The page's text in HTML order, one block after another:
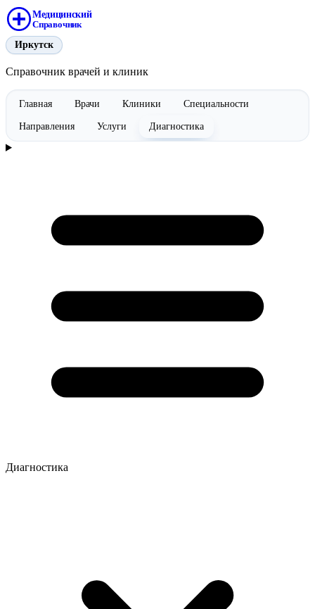
Медицинский
Справочник
Иркутск
Справочник врачей и клиник
Главная Врачи Клиники Специальности
Направления Услуги Диагностика
Диагностика